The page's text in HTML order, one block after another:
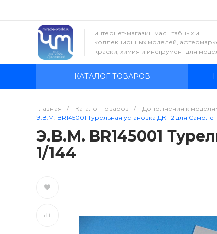
интернет-магазин масштабных и
коллекционных моделей,
краски, химия и инструмент для
КАТАЛОГ ТОВАРОВ
Главная / Каталог товаров / Дополнения к
Э.В.М. BR145001 Турельная установка ДК-12 для Самолет
Э.В.М. BR145001
1/144